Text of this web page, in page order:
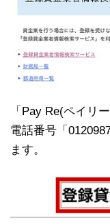
「Pay Re(ペイリ
電話番号「
ます。